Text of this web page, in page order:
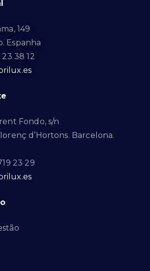
149
Espanha
38 12
Fondo, s/n
d’Hortons. Barcelona.
23 29